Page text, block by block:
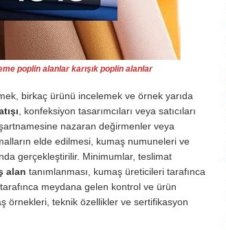
poplin alanlar karışık poplin alanlar
birkaç ürünü incelemek ve örnek yarıda
, konfeksiyon tasarımcıları veya satıcıları
nazaran değirmenler veya
elde edilmesi, kumaş numuneleri ve
gerçekleştirilir. Minimumlar, teslimat
alan tanımlanması, kumaş üreticileri tarafınca
meydana gelen kontrol ve ürün
örnekleri, teknik özellikler ve sertifikasyon